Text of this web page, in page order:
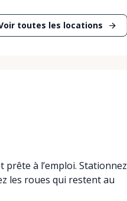
toutes les locations
à l’emploi. Stationnez
les roues qui restent au